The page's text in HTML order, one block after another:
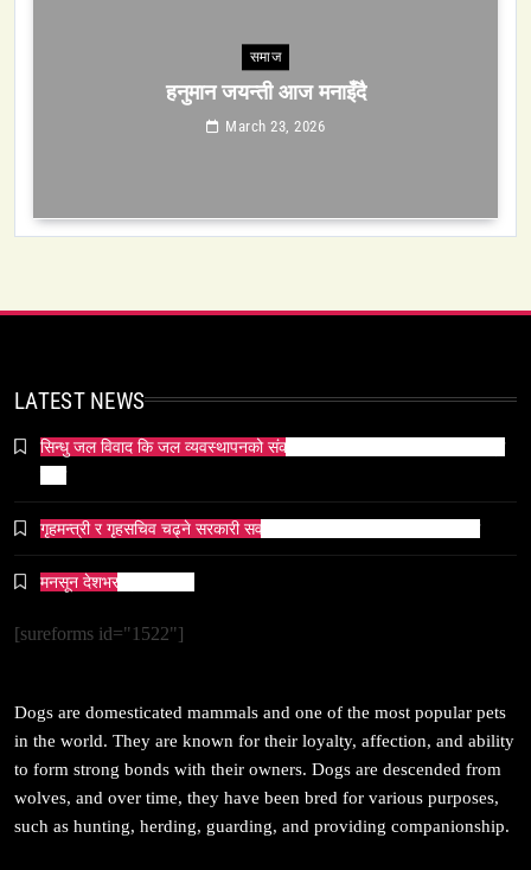
समाज
सेतो मछिन्द्रनाथ यात्रा सम्पन्न
March 23, 2026
March 23, 2026
सम्पदा
जनकपुर सहित तराई मधेसका विभिन्न स्थानहरूमा पर्व छठ
संस्कृति
LATEST NEWS
सिन्धु जल विवाद कि जल व्यवस्थापनको संकट? पाकिस्तानको पानी संकटको भित्री
गृहमन्त्री र गृहसचिव चढ्ने सरकारी सवारीसाधनबाट समेत कालो सिसा हटाइयो
मनसून देशभर प्रवेश गर्दै ।
[sureforms id="1522"]
Dogs are domesticated mammals and one of the most popular pets
in the world. They are known for their loyalty, affection, and ability
to form strong bonds with their owners. Dogs are descended from
wolves, and over time, they have been bred for various purposes,
such as hunting, herding, guarding, and providing companionship.